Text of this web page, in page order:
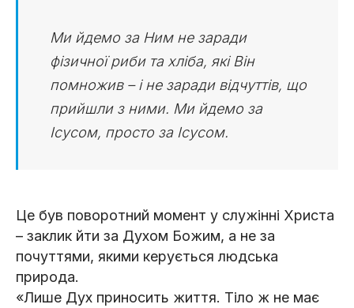
Ми йдемо за Ним не заради
фізичної риби та хліба, які Він
помножив – і не заради відчуттів, що
прийшли з ними. Ми йдемо за
Ісусом, просто за Ісусом.
Це був поворотний момент у служінні Христа
– заклик йти за Духом Божим, а не за
почуттями, якими керується людська
природа.
«Лише Дух приносить життя. Тіло ж не має